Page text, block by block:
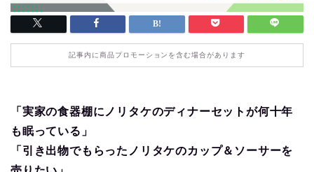
記事内に商品プロモーションを含む場合があります
「実家の食器棚にノリタケのディナーセットが何十年
も眠っている」
「引き出物でもらったノリタケのカップ＆ソーサーを